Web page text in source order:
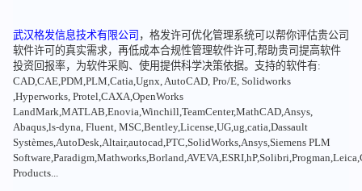
武汉格发信息技术有限公司 ，格发许可优化管理系统可以帮你评估贵公司
软件许可的真实需求，再低成本合规性管理软件许可,帮助贵司提高软件
投资回报率，为软件采购、使用提供科学决策依据。支持的软件有:
CAD,CAE,PDM,PLM,Catia,Ugnx, AutoCAD, Pro/E, Solidworks
,Hyperworks, Protel,CAXA,OpenWorks
LandMark,MATLAB,Enovia,Winchill,TeamCenter,MathCAD,Ansys,
Abaqus,ls-dyna, Fluent, MSC,Bentley,License,UG,ug,catia,Dassault
Systèmes,AutoDesk,Altair,autocad,PTC,SolidWorks,Ansys,Siemens PLM
Products...